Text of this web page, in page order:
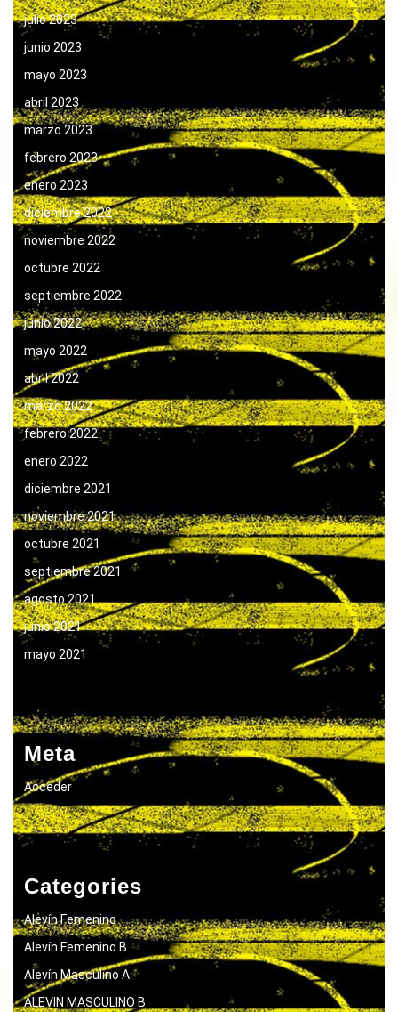
julio 2023
junio 2023
mayo 2023
abril 2023
marzo 2023
febrero 2023
enero 2023
diciembre 2022
noviembre 2022
octubre 2022
septiembre 2022
junio 2022
mayo 2022
abril 2022
marzo 2022
febrero 2022
enero 2022
diciembre 2021
noviembre 2021
octubre 2021
septiembre 2021
agosto 2021
junio 2021
mayo 2021
Meta
Acceder
Categories
Alevín Femenino
Alevín Femenino B
Alevín Masculino A
ALEVIN MASCULINO B